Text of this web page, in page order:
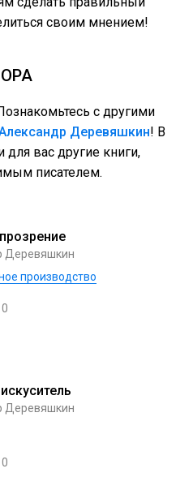
своим мнением!
с другими
Деревяшкин! В
вас другие книги,
писателем.
Деревяшкин
производство
0
Деревяшкин
0